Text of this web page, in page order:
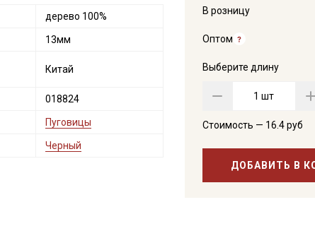
В розницу
Оптом
Выберите длину
шт
Стоимость — 16.4руб
ДОБАВИТЬ В
дерево 100%
13мм
Китай
018824
Пуговицы
Черный